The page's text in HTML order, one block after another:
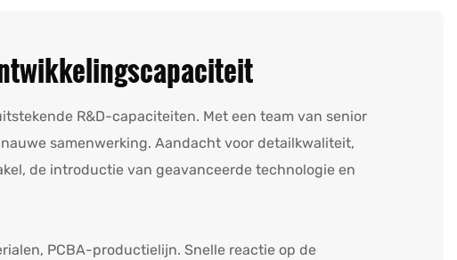
R&D-capaciteiten. Met een team van senior
samenwerking. Aandacht voor detailkwaliteit,
de introductie van geavanceerde technologie en
PCBA-productielijn. Snelle reactie op de